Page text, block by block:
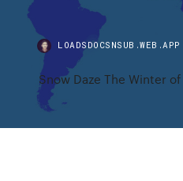
LOADSDOCSNSUB.WEB.APP
Snow Daze The Winter